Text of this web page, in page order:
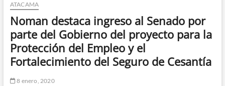
ATACAMA
Noman destaca ingreso al Senado por
parte del Gobierno del proyecto para la
Protección del Empleo y el
Fortalecimiento del Seguro de Cesantía
8 enero, 2020